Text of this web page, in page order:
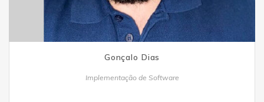
Gonçalo Dias
Implementação de Software